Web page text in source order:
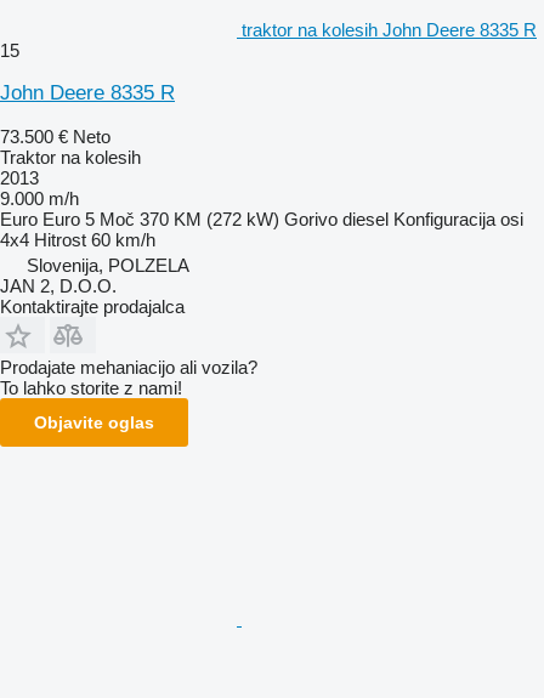
traktor na kolesih John Deere 8335 R
15
John Deere 8335 R
73.500 € Neto
Traktor na kolesih
2013
9.000 m/h
Euro Euro 5 Moč 370 KM (272 kW) Gorivo diesel Konfiguracija osi
4x4 Hitrost 60 km/h
Slovenija, POLZELA
JAN 2, D.O.O.
Kontaktirajte prodajalca
Prodajate mehaniacijo ali vozila?
To lahko storite z nami!
Objavite oglas